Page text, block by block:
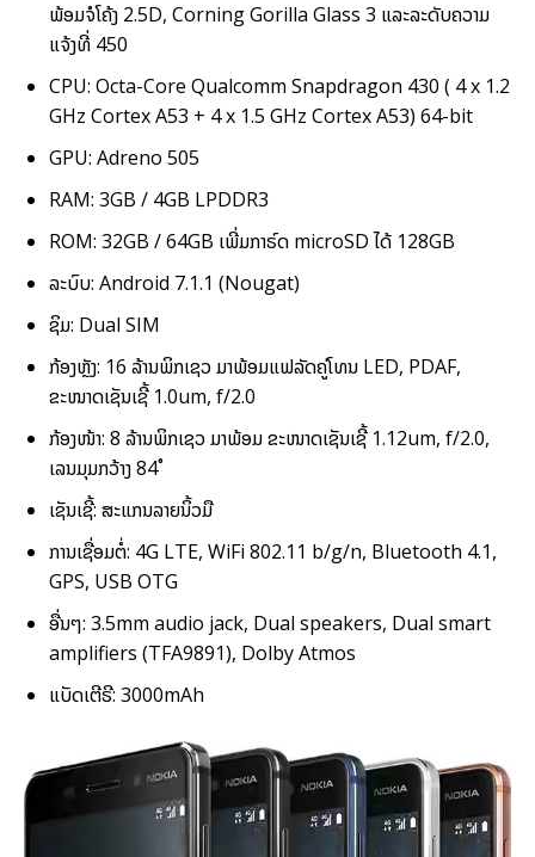
ພ້ອມຈໍໂຄ້ງ 2.5D, Corning Gorilla Glass 3 ແລະລະດັບຄວາມ
ແຈ້ງທີ່ 450
CPU: Octa-Core Qualcomm Snapdragon 430 ( 4 x 1.2
GHz Cortex A53 + 4 x 1.5 GHz Cortex A53) 64-bit
GPU: Adreno 505
RAM: 3GB / 4GB LPDDR3
ROM: 32GB / 64GB ເພີ່ມກາຣ໌ດ microSD ໄດ້ 128GB
ລະບົບ: Android 7.1.1 (Nougat)
ຊິມ: Dual SIM
ກ້ອງຫຼັງ: 16 ລ້ານພິກເຊວ ມາພ້ອມແຟລັດຄູ່ໂທນ LED, PDAF,
ຂະໜາດເຊັນເຊີ້ 1.0um, f/2.0
ກ້ອງໜ້າ: 8 ລ້ານພິກເຊວ ມາພ້ອມ ຂະໜາດເຊັນເຊີ້ 1.12um, f/2.0,
ເລນມຸມກວ້າງ 84˚
ເຊັນເຊີ້: ສະແກນລາຍນິ້ວມື
ການເຊື່ອມຕໍ່: 4G LTE, WiFi 802.11 b/g/n, Bluetooth 4.1,
GPS, USB OTG
ອື່ນໆ: 3.5mm audio jack, Dual speakers, Dual smart
amplifiers (TFA9891), Dolby Atmos
ແບັດເຕີຣີ: 3000mAh